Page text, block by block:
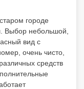
городе
Выбор небольшой,
вид с
очень чисто,
средств